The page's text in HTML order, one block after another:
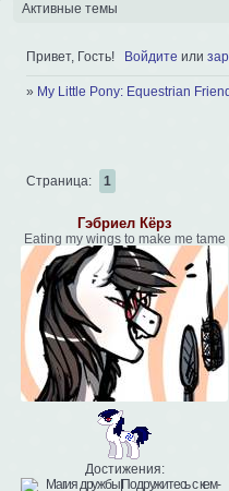
Активные темы
Привет, Гость! Войдите или
» My Little Pony: Equestrian
Страница: 1
Гэбриел Кёрз
Eating my wings to make me tame
Достижения: